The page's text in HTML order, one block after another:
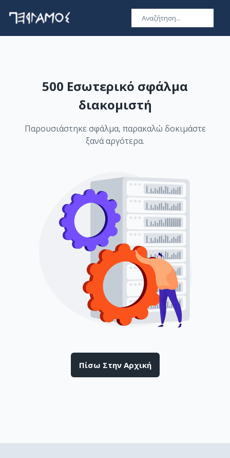
500 Εσωτερικό σφάλμα
διακομιστή
Παρουσιάστηκε σφάλμα, παρακαλώ δοκιμάστε
ξανά αργότερα.
Πίσω Στην Αρχική